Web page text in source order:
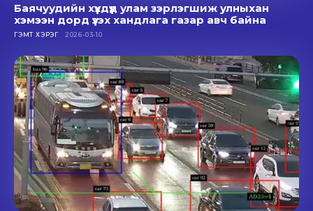
Баячуудийн хүүхдүүд улам зэрлэгшиж улныхан
хэмээн дорд үзэх хандлага газар авч байна
ГЭМТ ХЭРЭГ 2026-03-10